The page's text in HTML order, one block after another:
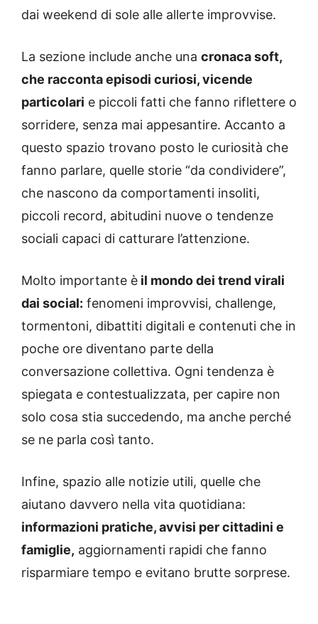
dai weekend di sole alle allerte improvvise.
La sezione include anche una cronaca soft,
che racconta episodi curiosi, vicende
particolari e piccoli fatti che fanno riflettere o
sorridere, senza mai appesantire. Accanto a
questo spazio trovano posto le curiosità che
fanno parlare, quelle storie “da condividere”,
che nascono da comportamenti insoliti,
piccoli record, abitudini nuove o tendenze
sociali capaci di catturare l’attenzione.
Molto importante è il mondo dei trend virali
dai social: fenomeni improvvisi, challenge,
tormentoni, dibattiti digitali e contenuti che in
poche ore diventano parte della
conversazione collettiva. Ogni tendenza è
spiegata e contestualizzata, per capire non
solo cosa stia succedendo, ma anche perché
se ne parla così tanto.
Infine, spazio alle notizie utili, quelle che
aiutano davvero nella vita quotidiana:
informazioni pratiche, avvisi per cittadini e
famiglie, aggiornamenti rapidi che fanno
risparmiare tempo e evitano brutte sorprese.